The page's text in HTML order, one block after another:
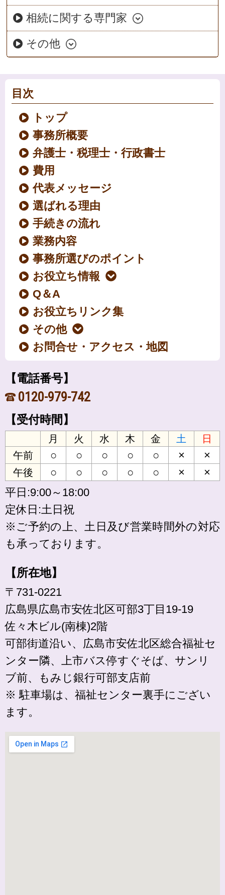
相続に関する専門家
その他
目次
トップ
事務所概要
弁護士・税理士・行政書士
費用
代表メッセージ
選ばれる理由
手続きの流れ
業務内容
事務所選びのポイント
お役立ち情報
Q＆A
お役立ちリンク集
その他
お問合せ・アクセス・地図
【電話番号】
0120-979-742
【受付時間】
月 火 水 木 金 土
日
午前
○ ○ ○ ○ ○ × ×
午後 ○ ○ ○ ○ ○ ×
×
平日:9:00～18:00
定休日:土日祝
※ご予約の上、土日及び営業時間外の対応
も承っております。
【所在地】
〒731-0221
広島県広島市安佐北区可部3丁目19-19
佐々木ビル(南棟)2階
可部街道沿い、広島市安佐北区総合福祉セ
ンター隣、上市バス停すぐそば、サンリ
ブ前、もみじ銀行可部支店前
※ 駐車場は、福祉センター裏手にござい
ます。